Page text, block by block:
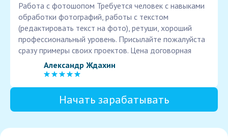
Работа с фотошопом Требуется человек с навыками
обработки фотографий, работы с текстом
(редактировать текст на фото), ретуши, хороший
профессиональный уровень. Присылайте пожалуйста
сразу примеры своих проектов. Цена договорная
Александр Ждахин
Начать зарабатывать